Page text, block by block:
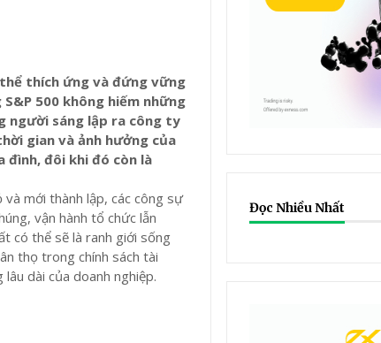
thích ứng và đứng vững
500 không hiếm những
người sáng lập ra công ty
gian và ảnh hưởng của
đình, đôi khi đó còn là
mới thành lập, các công sự
vận hành tổ chức lẫn
có thể sẽ là ranh giới sống
thọ trong chính sách tài
dài của doanh nghiệp.
Đọc Nhiều Nhất